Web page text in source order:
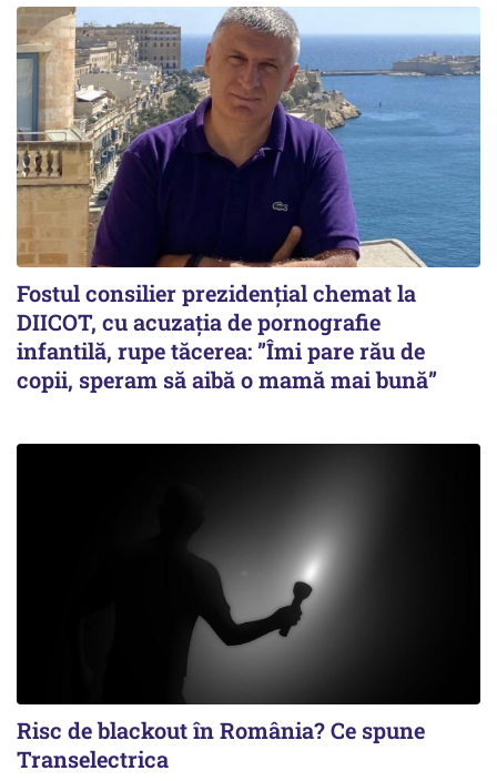
Fostul consilier prezidențial chemat la
DIICOT, cu acuzația de pornografie
infantilă, rupe tăcerea: ”Îmi pare rău de
copii, speram să aibă o mamă mai bună”
Risc de blackout în România? Ce spune
Transelectrica